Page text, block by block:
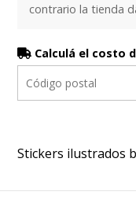
contrario la tienda
Calculá el costo
Stickers ilustrados